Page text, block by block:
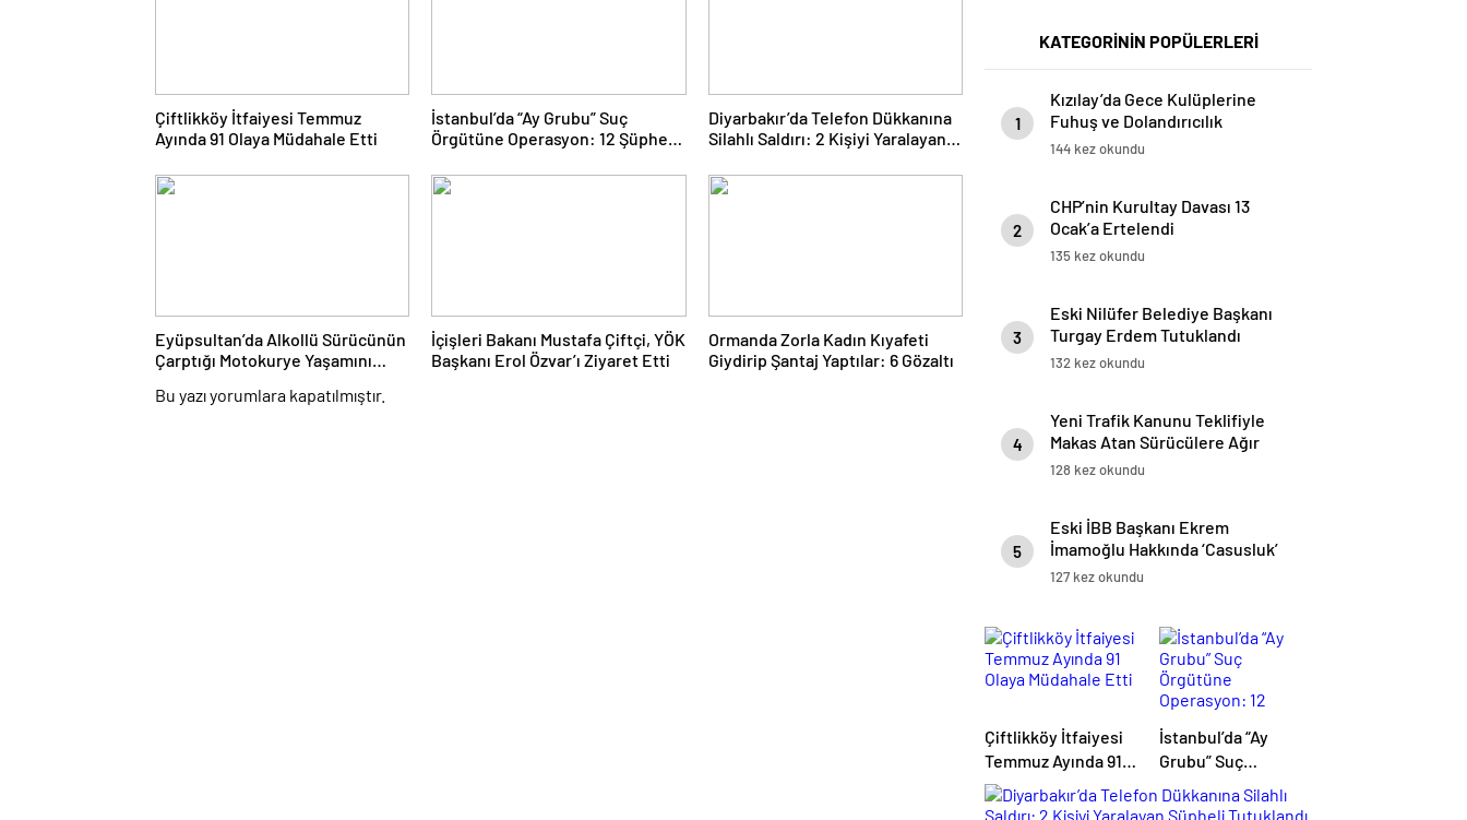
Çiftlikköy İtfaiyesi Temmuz
Ayında 91 Olaya Müdahale Etti
İstanbul’da “Ay Grubu” Suç
Örgütüne Operasyon: 12 Şüpheli
Diyarbakır’da Telefon Dükkanına
Silahlı Saldırı: 2 Kişiyi Yaralayan
Eyüpsultan’da Alkollü Sürücünün
Çarptığı Motokurye Yaşamını
Aileden Tepki
İçişleri Bakanı Mustafa Çiftçi, YÖK
Başkanı Erol Özvar’ı Ziyaret Etti
Ormanda Zorla Kadın Kıyafeti
Giydirip Şantaj Yaptılar: 6 Gözaltı
Bu yazı yorumlara kapatılmıştır.
KATEGORİNİN POPÜLERLERİ
1
Kızılay’da Gece Kulüplerine
Fuhuş ve Dolandırıcılık
Operasyonu: 11 Gözaltı, 4 İş Yeri
144 kez okundu
2
CHP’nin Kurultay Davası 13
Ocak’a Ertelendi
135 kez okundu
3
Eski Nilüfer Belediye Başkanı
Turgay Erdem Tutuklandı
132 kez okundu
4
Yeni Trafik Kanunu Teklifiyle
Makas Atan Sürücülere Ağır
Yaptırımlar Geliyor
128 kez okundu
5
Eski İBB Başkanı Ekrem
İmamoğlu Hakkında ‘Casusluk’
Soruşturması
127 kez okundu
Çiftlikköy İtfaiyesi
Temmuz Ayında 91
Olaya Müdahale Etti
İstanbul’da “Ay
Grubu” Suç
Örgütüne
Operasyon: 12